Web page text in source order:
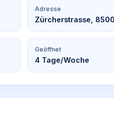
Adresse
Zürcherstrasse,
Geöffnet
4 Tage/Woche